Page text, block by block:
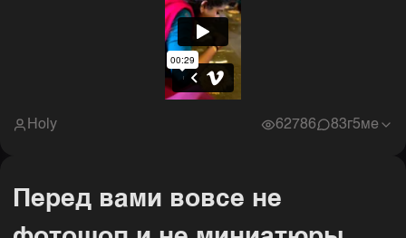
Holy 62786 83г5ме
Перед вами вовсе не